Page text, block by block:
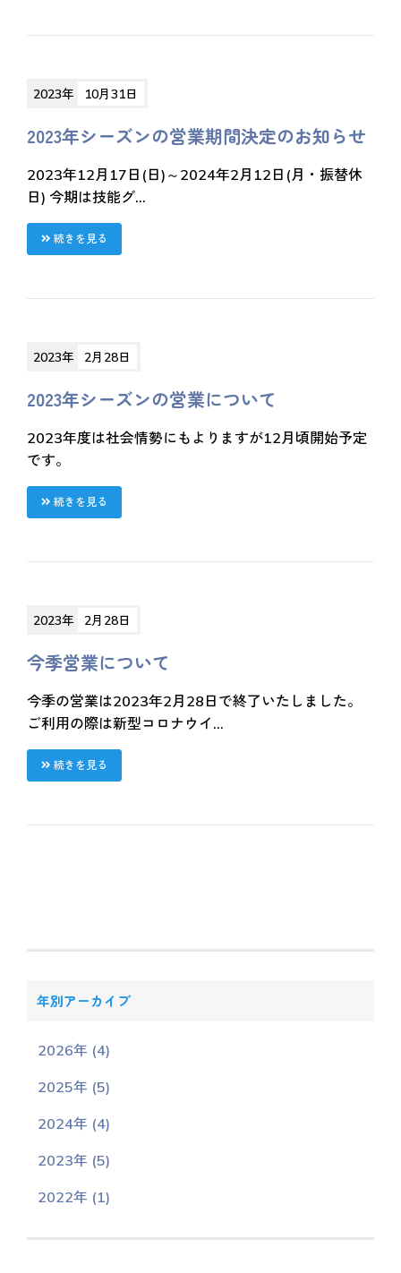
2023年 10月31日
2023年シーズンの営業期間決定のお知らせ
2023年12月17日(日)～2024年2月12日(月・振替休
日) 今期は技能グ...
続きを見る
2023年 2月28日
2023年シーズンの営業について
2023年度は社会情勢にもよりますが12月頃開始予定
です。
続きを見る
2023年 2月28日
今季営業について
今季の営業は2023年2月28日で終了いたしました。
ご利用の際は新型コロナウイ...
続きを見る
年別アーカイブ
2026年 (4)
2025年 (5)
2024年 (4)
2023年 (5)
2022年 (1)